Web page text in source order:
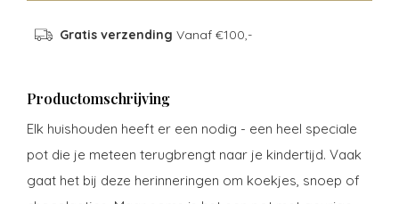
Gratis verzending Vanaf €100,-
Productomschrijving
Elk huishouden heeft er een nodig - een heel speciale
pot die je meteen terugbrengt naar je kindertijd. Vaak
gaat het bij deze herinneringen om koekjes, snoep of